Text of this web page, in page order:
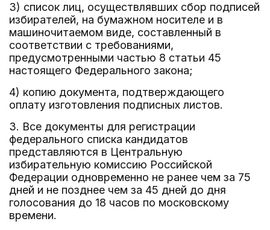
3) список лиц, осуществлявших сбор подписей
избирателей, на бумажном носителе и в
машиночитаемом виде, составленный в
соответствии с требованиями,
предусмотренными частью 8 статьи 45
настоящего Федерального закона;
4) копию документа, подтверждающего
оплату изготовления подписных листов.
3. Все документы для регистрации
федерального списка кандидатов
представляются в Центральную
избирательную комиссию Российской
Федерации одновременно не ранее чем за 75
дней и не позднее чем за 45 дней до дня
голосования до 18 часов по московскому
времени.